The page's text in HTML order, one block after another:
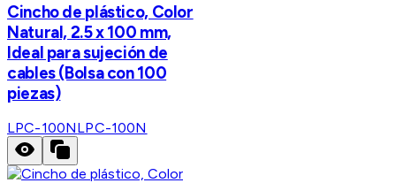
Cincho de plástico, Color
Natural, 2.5 x 100 mm,
Ideal para sujeción de
cables (Bolsa con 100
piezas)
LPC-100NLPC-100N